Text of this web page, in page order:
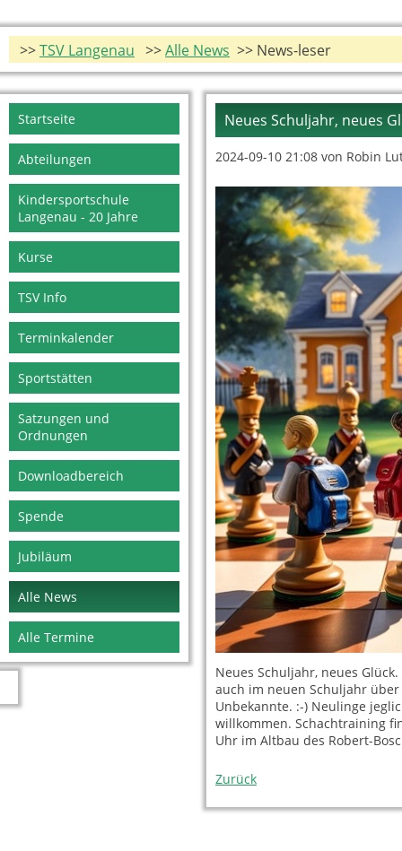
>>TSV Langenau >>Alle News >> News-leser
Neues Schuljahr, neues
2024-09-10 21:08 von Robin
Neues Schuljahr, neues
auch im neuen Schuljahr
Unbekannte. :-) Neulinge
willkommen. Schachtraining
Uhr im Altbau des Robert-
Zurück
Navigation
überspringen
Startseite
Abteilungen
Kindersportschule
Langenau - 20 Jahre
Kurse
TSV Info
Terminkalender
Sportstätten
Satzungen und
Ordnungen
Downloadbereich
Spende
Jubiläum
Alle News
Alle Termine